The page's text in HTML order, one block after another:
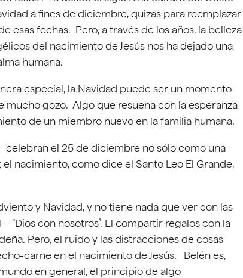
a fines de diciembre, quizás para reemplazar
esas fechas. Pero, a través de los años, la belleza
del nacimiento de Jesús nos ha dejado una
humana.
especial, la Navidad puede ser un momento
mucho gozo. Algo que resuena con la esperanza
de un miembro nuevo en la familia humana.
celebran el 25 de diciembre no sólo como una
nacimiento, como dice el Santo Leo El Grande,
y Navidad, y no tiene nada que ver con las
“Dios con nosotros”. El compartir regalos con la
Pero, el ruido y las distracciones de cosas
carne en el nacimiento de Jesús. Belén es,
en general, el principio de algo